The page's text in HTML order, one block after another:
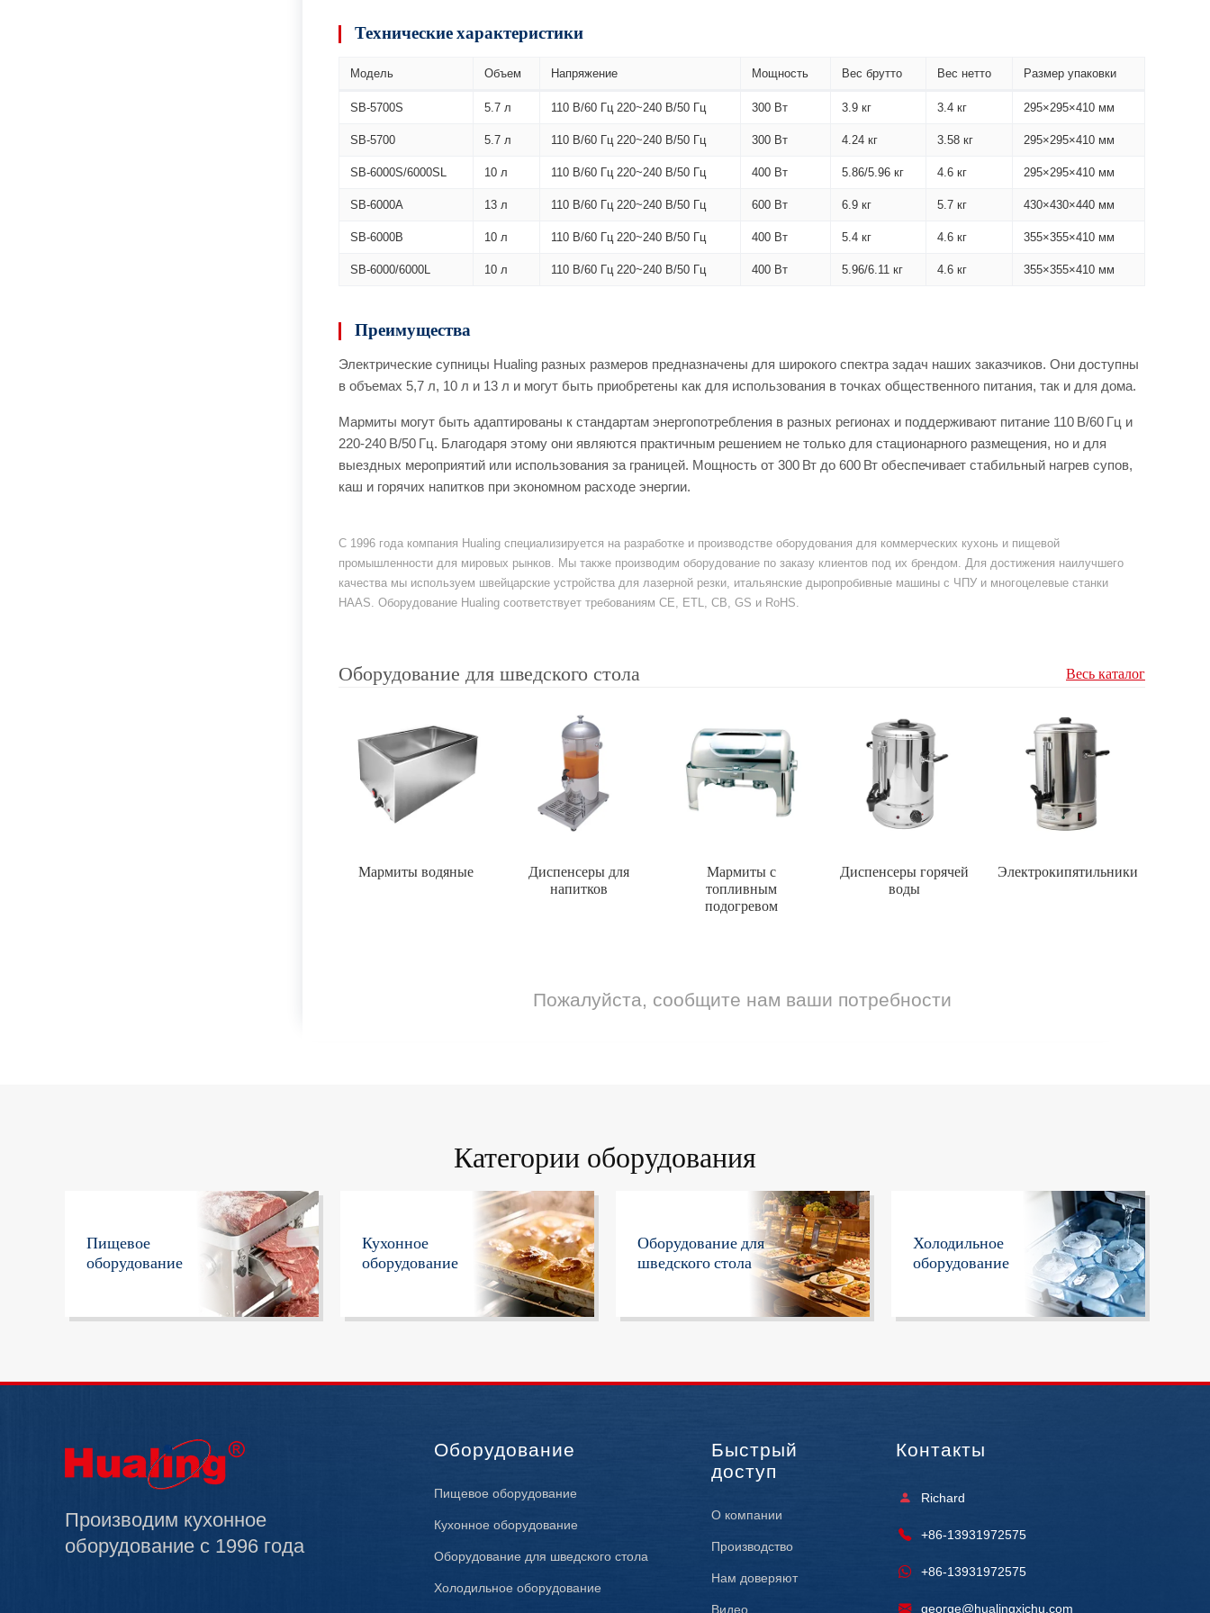
Технические характеристики
Модель Объем Напряжение Мощность Вес брутто Вес нетто Размер упаковки
SB-5700S 5.7 л 110 В/60 Гц 220~240 В/50 Гц 300 Вт 3.9 кг 3.4 кг 295×295×410 мм
SB-5700 5.7 л 110 В/60 Гц 220~240 В/50 Гц 300 Вт 4.24 кг 3.58 кг 295×295×410 мм
SB-6000S/6000SL 10 л 110 В/60 Гц 220~240 В/50 Гц 400 Вт 5.86/5.96 кг 4.6 кг 295×295×410 мм
SB-6000A 13 л 110 В/60 Гц 220~240 В/50 Гц 600 Вт 6.9 кг 5.7 кг 430×430×440 мм
SB-6000B 10 л 110 В/60 Гц 220~240 В/50 Гц 400 Вт 5.4 кг 4.6 кг 355×355×410 мм
SB-6000/6000L 10 л 110 В/60 Гц 220~240 В/50 Гц 400 Вт 5.96/6.11 кг 4.6 кг 355×355×410 мм
Преимущества
Электрические супницы Hualing разных размеров предназначены для широкого спектра задач наших заказчиков. Они доступны
в объемах 5,7 л, 10 л и 13 л и могут быть приобретены как для использования в точках общественного питания, так и для дома.
Мармиты могут быть адаптированы к стандартам энергопотребления в разных регионах и поддерживают питание 110 В/60 Гц и
220-240 В/50 Гц. Благодаря этому они являются практичным решением не только для стационарного размещения, но и для
выездных мероприятий или использования за границей. Мощность от 300 Вт до 600 Вт обеспечивает стабильный нагрев супов,
каш и горячих напитков при экономном расходе энергии.
С 1996 года компания Hualing специализируется на разработке и производстве оборудования для коммерческих кухонь и пищевой
промышленности для мировых рынков. Мы также производим оборудование по заказу клиентов под их брендом. Для достижения наилучшего
качества мы используем швейцарские устройства для лазерной резки, итальянские дыропробивные машины с ЧПУ и многоцелевые станки
HAAS. Оборудование Hualing соответствует требованиям CE, ETL, CB, GS и RoHS.
Оборудование для шведского стола Весь каталог
Мармиты водяные
Диспенсеры для
напитков
Мармиты с
топливным
подогревом
Диспенсеры горячей
воды
Электрокипятильники
Пожалуйста, сообщите нам ваши потребности
Категории оборудования
Пищевое
оборудование
Кухонное
оборудование
Оборудование для
шведского стола
Холодильное
оборудование
Производим кухонное
оборудование с 1996 года
Оборудование
Пищевое оборудование
Кухонное оборудование
Оборудование для шведского стола
Холодильное оборудование
Быстрый
доступ
О компании
Производство
Нам доверяют
Видео
Контакты
Richard
+86-13931972575
+86-13931972575
george@hualingxichu.com